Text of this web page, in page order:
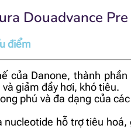
Douadvance Pre
điểm
của Danone, thành
giảm đầy hơi, khó tiêu.
phú và đa dạng của
nucleotide hỗ trợ tiêu